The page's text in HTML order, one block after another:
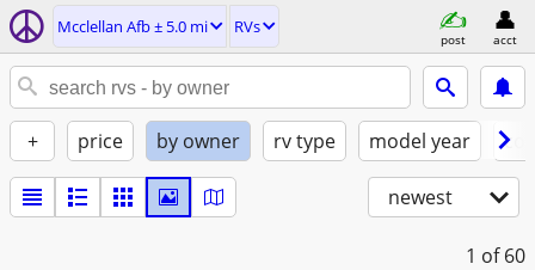
Mcclellan Afb ± 5.0 mi RVs
post acct
+ price by owner rv type model year
newest
1 of 60